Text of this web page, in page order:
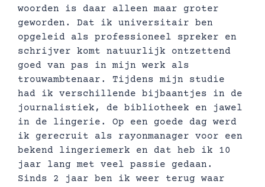
woorden is daar alleen maar groter
geworden. Dat ik universitair ben
opgeleid als professioneel spreker en
schrijver komt natuurlijk ontzettend
goed van pas in mijn werk als
trouwambtenaar. Tijdens mijn studie
had ik verschillende bijbaantjes in de
journalistiek, de bibliotheek en jawel
in de lingerie. Op een goede dag werd
ik gerecruit als rayonmanager voor een
bekend lingeriemerk en dat heb ik 10
jaar lang met veel passie gedaan.
Sinds 2 jaar ben ik weer terug waar